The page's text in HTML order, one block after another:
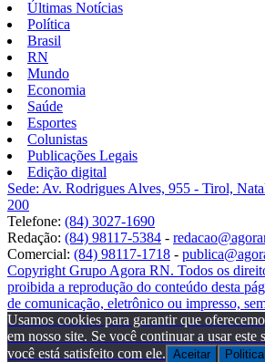
Últimas Notícias
Política
Brasil
RN
Mundo
Economia
Saúde
Esportes
Colunistas
Publicações Legais
Edição digital
Sede: Av. Rodrigues Alves, 955 - Tirol,
200
Telefone: (84) 3027-1690
Redação: (84) 98117-5384 -
Comercial: (84) 98117-1718 -
Copyright Grupo Agora RN. Todos os
proibida a reprodução do conteúdo desta
de comunicação, eletrônico ou impresso,
Usamos cookies para garantir que
em nosso site. Se você continuar a usar este
você está satisfeito com ele. Aceitar